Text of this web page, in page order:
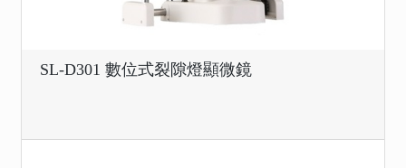
SL-D301 數位式裂隙燈顯微鏡